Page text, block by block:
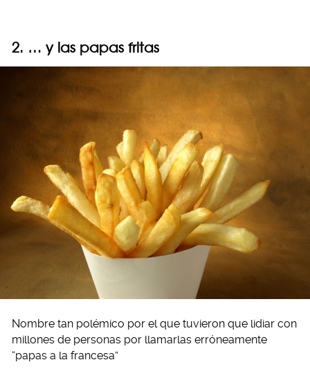
2. … y las papas fritas
Nombre tan polémico por el que tuvieron que lidiar con
millones de personas por llamarlas erróneamente
“papas a la francesa”